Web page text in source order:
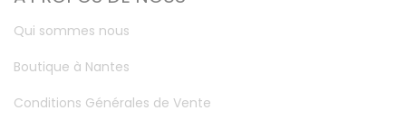
Qui sommes nous
Boutique à Nantes
Conditions Générales de Vente